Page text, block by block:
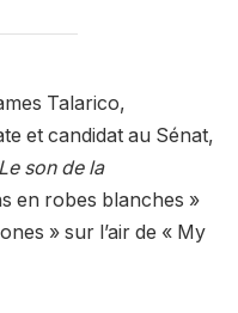
Talarico,
et candidat au Sénat,
Le son de la
en robes blanches »
» sur l’air de « My